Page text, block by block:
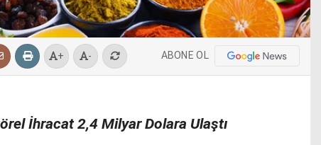
+ - ABONE OL
İhracat 2,4 Milyar Dolara Ulaştı